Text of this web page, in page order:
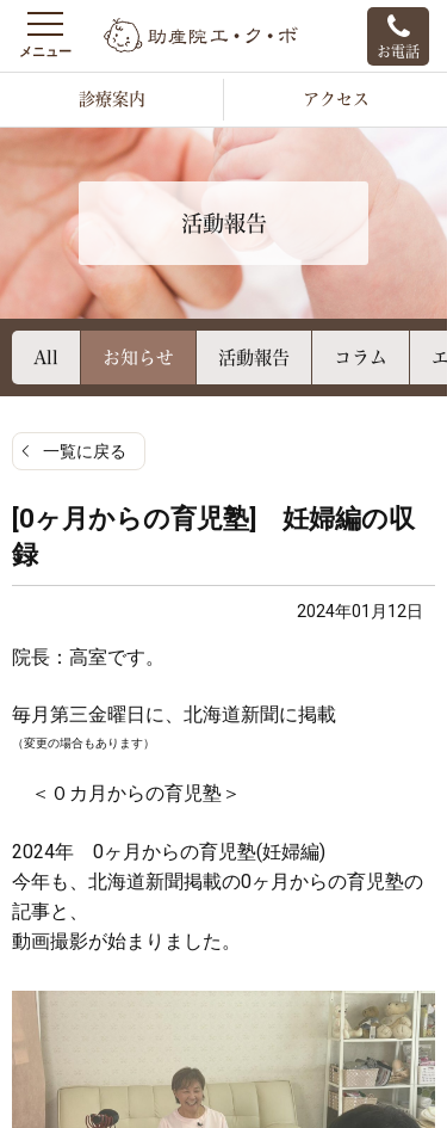
お電話
診療案内 アクセス
活動報告
All お知らせ 活動報告 コラム
一覧に戻る
[0ヶ月からの育児塾] 妊婦編の収
録
2024年01月12日
院長：高室です。
毎月第三金曜日に、北海道新聞に掲載
（変更の場合もあります）
＜０カ月からの育児塾＞
2024年 0ヶ月からの育児塾(妊婦編)
今年も、北海道新聞掲載の0ヶ月からの育児塾の
記事と、
動画撮影が始まりました。